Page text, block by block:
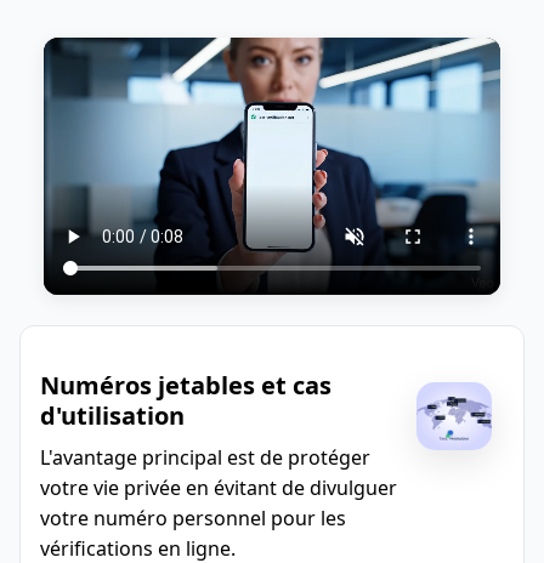
Numéros jetables et cas
d'utilisation
L'avantage principal est de protéger
votre vie privée en évitant de divulguer
votre numéro personnel pour les
vérifications en ligne.